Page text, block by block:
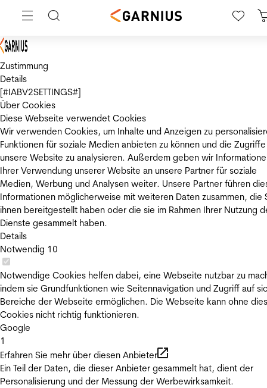
Zustimmung
Details
[#IABV2SETTINGS#]
Über Cookies
Diese Webseite verwendet Cookies
Wir verwenden Cookies, um Inhalte und Anzeigen zu
Funktionen für soziale Medien anbieten zu können und die
unsere Website zu analysieren. Außerdem geben wir
Ihrer Verwendung unserer Website an unsere Partner für soziale
Medien, Werbung und Analysen weiter. Unsere Partner führen
Informationen möglicherweise mit weiteren Daten zusammen, die
ihnen bereitgestellt haben oder die sie im Rahmen Ihrer Nutzung
Dienste gesammelt haben.
Details
Notwendig 10
Notwendige Cookies helfen dabei, eine Webseite nutzbar zu
indem sie Grundfunktionen wie Seitennavigation und Zugriff auf
Bereiche der Webseite ermöglichen. Die Webseite kann ohne
Cookies nicht richtig funktionieren.
Google
1
Erfahren Sie mehr über diesen Anbieter
Ein Teil der Daten, die dieser Anbieter gesammelt hat, dient der
Personalisierung und der Messung der Werbewirksamkeit.